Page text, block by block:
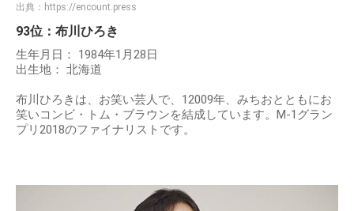
出典： https://encount.press
93位：布川ひろき
生年月日： 1984年1月28日
出生地： 北海道
布川ひろきは、お笑い芸人で、12009年、みちおとともにお
笑いコンビ・トム・ブラウンを結成しています。M-1グラン
プリ2018のファイナリストです。